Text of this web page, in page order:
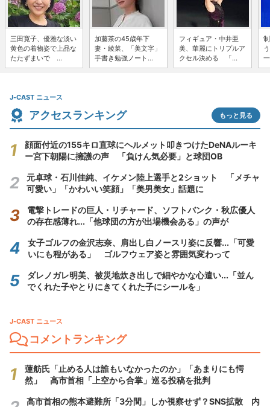
三田寛子、優雅な淡い
黄色の着物姿で上品な
たたずまいで ...
加藤茶の45歳年下
妻・綾菜、「美文字」
手書き勉強ノート...
フィギュア・中井亜
美、華麗にトリプルア
クセル決める 「...
J-CAST ニュース
アクセスランキング もっと見る
顔面付近の155キロ直球にヘルメット叩きつけたDeNAルーキ
ー宮下朝陽に擁護の声 「負けん気必要」と球団OB
元卓球・石川佳純、イケメン陸上選手と2ショット 「メチャ
可愛い」「かわいい笑顔」「美男美女」話題に
電撃トレードの巨人・リチャード、ソフトバンク・秋広優人
の存在感薄れ...「他球団の方が出場機会ある」の声が
女子ゴルフの金沢志奈、肩出し白ノースリ姿に反響...「可愛
いにも程がある」 ゴルフウェア姿と雰囲気変わって
ダレノガレ明美、被災地炊き出しで細やかな心遣い...「並ん
でくれた子やとりにきてくれた子にシールを」
J-CAST ニュース
コメントランキング
蓮舫氏「止める人は誰もいなかったのか」「あまりにも愕
然」 高市首相「上空から合掌」巡る投稿を批判
高市首相の熊本避難所「3分間」しか視察せず？SNS拡散 内